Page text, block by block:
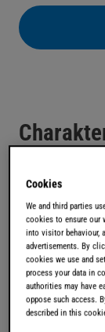
Cookies
We and third parties
cookies to ensure our
into visitor behaviour,
advertisements. By
cookies we use and
process your data in
authorities may have
oppose such access.
described in this